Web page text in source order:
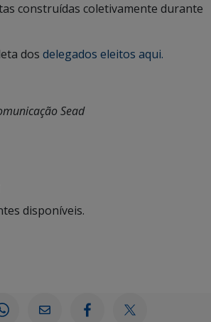
construídas coletivamente durante
dos delegados eleitos aqui.
Sead
disponíveis.